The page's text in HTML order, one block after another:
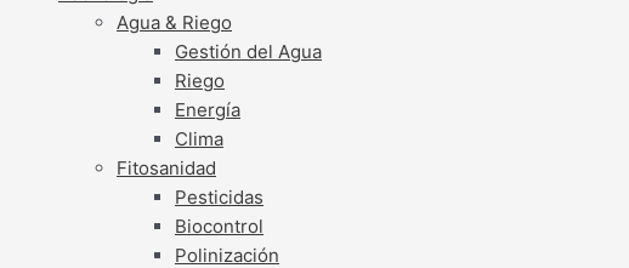
Agua & Riego
Gestión del Agua
Riego
Energía
Clima
Fitosanidad
Pesticidas
Biocontrol
Polinización